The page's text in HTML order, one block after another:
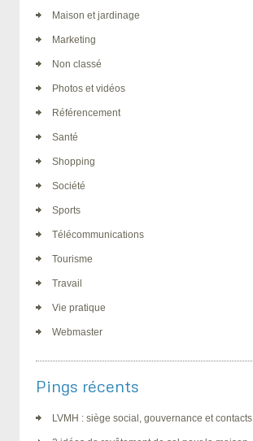
Maison et jardinage
Marketing
Non classé
Photos et vidéos
Référencement
Santé
Shopping
Société
Sports
Télécommunications
Tourisme
Travail
Vie pratique
Webmaster
Pings récents
LVMH : siège social, gouvernance et contacts